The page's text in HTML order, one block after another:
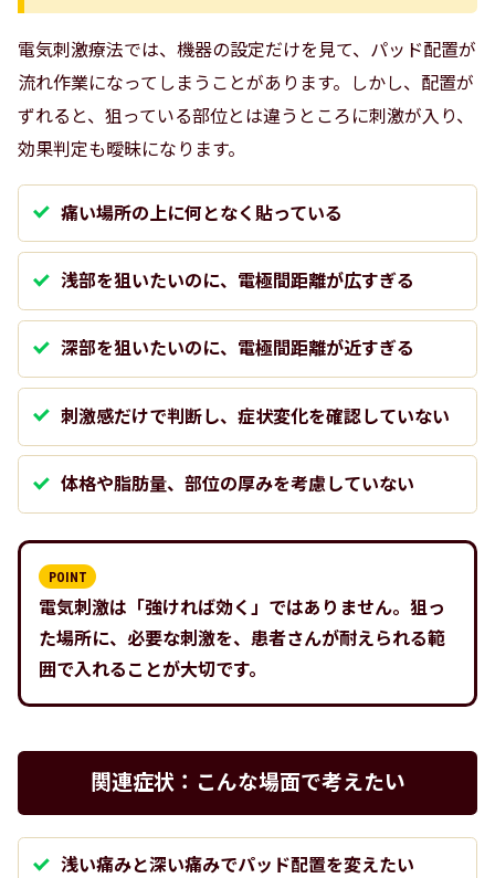
電気刺激療法では、機器の設定だけを見て、パッド配置が
流れ作業になってしまうことがあります。しかし、配置が
ずれると、狙っている部位とは違うところに刺激が入り、
効果判定も曖昧になります。
痛い場所の上に何となく貼っている
浅部を狙いたいのに、電極間距離が広すぎる
深部を狙いたいのに、電極間距離が近すぎる
刺激感だけで判断し、症状変化を確認していない
体格や脂肪量、部位の厚みを考慮していない
電気刺激は「強ければ効く」ではありません。狙っ
た場所に、必要な刺激を、患者さんが耐えられる範
囲で入れることが大切です。
関連症状：こんな場面で考えたい
浅い痛みと深い痛みでパッド配置を変えたい